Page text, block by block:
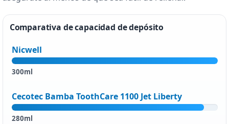
Comparativa de capacidad de depósito
Nicwell
300ml
Cecotec Bamba ToothCare 1100 Jet Liberty
280ml